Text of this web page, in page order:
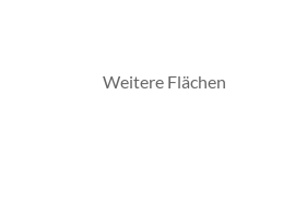
Weitere Flächen